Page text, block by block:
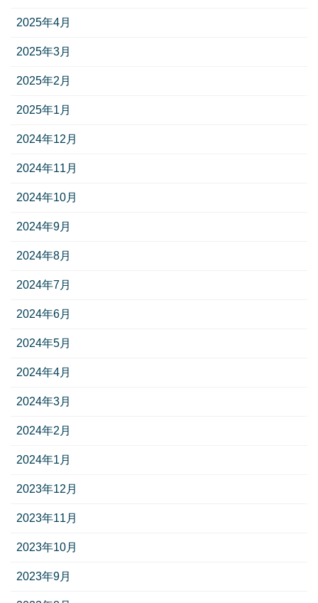
2025年4月
2025年3月
2025年2月
2025年1月
2024年12月
2024年11月
2024年10月
2024年9月
2024年8月
2024年7月
2024年6月
2024年5月
2024年4月
2024年3月
2024年2月
2024年1月
2023年12月
2023年11月
2023年10月
2023年9月